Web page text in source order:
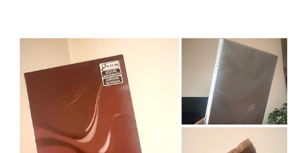
micose de unha é feito com esmaltes antifúngicos ou remédios
orais ,ou para aplicação local receitados pelo dermatologista. O
tempo para tratamento pode variar de 06 meses a um ano. Para
quem prefere tratamentos caseiros , pode aplicar óleo de cravo
duas vezes ao dia. Eu já passei por isso, pelo uso de muito
sapato fechado e apertado . E utilizei o Ciclopirox olamina que é